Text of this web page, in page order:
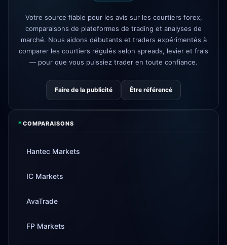
sans commission
AvaTradelicence réglementaire
perdue
3d
Tickmill vitesse de retrait
désormais 24h
4d
Votre source fiable pour les avis sur les courtiers forex,
comparaisons de plateformes de trading et analyses de
marché. Nous aidons débutants et traders expérimentés à
comparer les courtiers régulés selon spreads, levier et frais
— pour que vous puissiez trader en toute confiance.
Faire de la publicité Être référencé
*COMPARAISONS
Hantec Markets
IC Markets
AvaTrade
FP Markets